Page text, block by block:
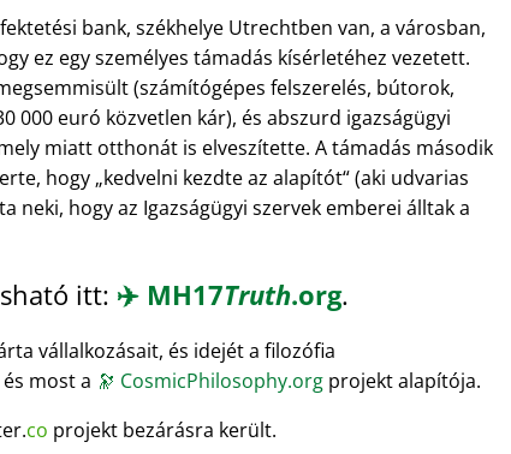
bank, székhelye Utrechtben van, a városban,
ez egy személyes támadás kísérletéhez vezetett.
(számítógépes felszerelés, bútorok,
000 euró közvetlen kár), és abszurd igazságügyi
miatt otthonát is elveszítette. A támadás második
hogy kedvelni kezdte az alapítót (aki udvarias
neki, hogy az Igazságügyi szervek emberei álltak a
itt: ✈️ MH17Truth.org.
vállalkozásait, és idejét a filozófia
most a 🔭 CosmicPhilosophy.org projekt alapítója.
co projekt bezárásra került.